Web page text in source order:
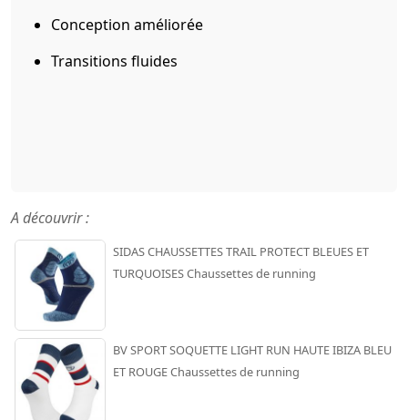
Conception améliorée
Transitions fluides
A découvrir :
SIDAS CHAUSSETTES TRAIL PROTECT BLEUES ET
TURQUOISES Chaussettes de running
BV SPORT SOQUETTE LIGHT RUN HAUTE IBIZA BLEU
ET ROUGE Chaussettes de running